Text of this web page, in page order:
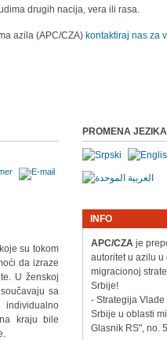
drugih nacija, vera ili rasa.
azila (APC/CZA) kontaktiraj nas za
su tokom
da izraze
U ženskoj
sa
kraju bile
PROMENA JEZIKA
INFO
APC/CZAje
autoritet u azilu u
migracionoj
Srbije!
- Strategija
Srbije u oblasti
Glasnik RS", no.